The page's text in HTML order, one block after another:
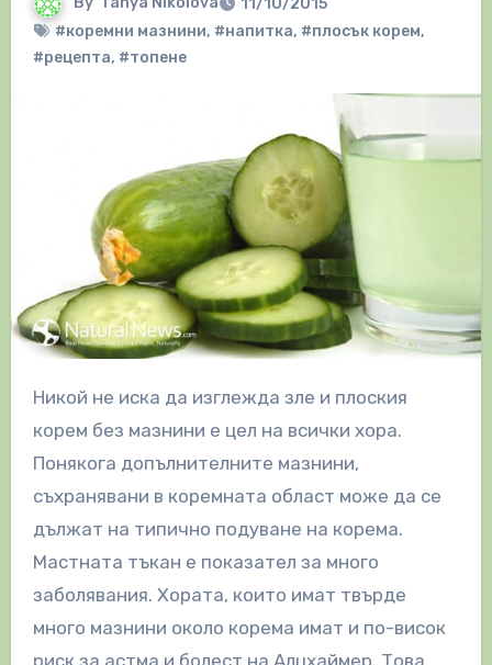
11/10/2015
#коремни мазнини, #напитка, #плосък корем,
#рецепта, #топене
Никой не иска да изглежда зле и плоския
корем без мазнини е цел на всички хора.
Понякога допълнителните мазнини,
съхранявани в коремната област може да се
дължат на типично подуване на корема.
Мастната тъкан е показател за много
заболявания. Хората, които имат твърде
много мазнини около корема имат и по-висок
риск за астма и болест на Алцхаймер. Това